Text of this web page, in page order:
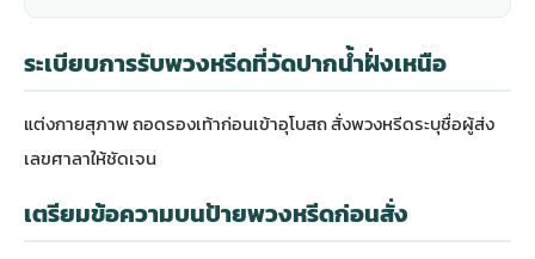
ระเบียบการรับพวงหรีดที่วัดปากน้ำฝั่งเหนือ
แต่งกายสุภาพ ถอดรองเท้าก่อนเข้าอุโบสถ สั่งพวงหรีดระบุชื่อผู้ส่ง
เลขศาลาให้ชัดเจน
เตรียมข้อความบนป้ายพวงหรีดก่อนสั่ง